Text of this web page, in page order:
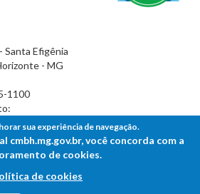
Santa Efigênia
- MG
1100
sua experiência de navegação.
cmbh.mg.gov.br, você concorda com a
de cookies.
de cookies